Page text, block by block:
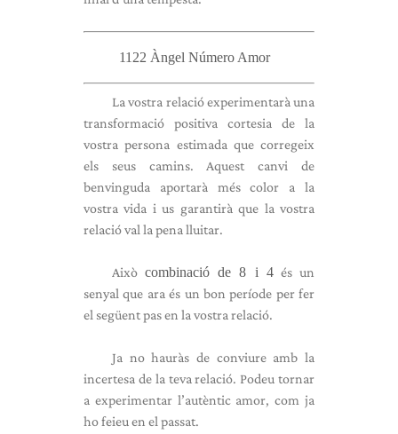
1122 Àngel Número Amor
La vostra relació experimentarà una
transformació positiva cortesia de la
vostra persona estimada que corregeix
els seus camins. Aquest canvi de
benvinguda aportarà més color a la
vostra vida i us garantirà que la vostra
relació val la pena lluitar.
Aixòcombinació de 8 i 4és un
senyal que ara és un bon període per fer
el següent pas en la vostra relació.
Ja no hauràs de conviure amb la
incertesa de la teva relació. Podeu tornar
a experimentar l’autèntic amor, com ja
ho feieu en el passat.